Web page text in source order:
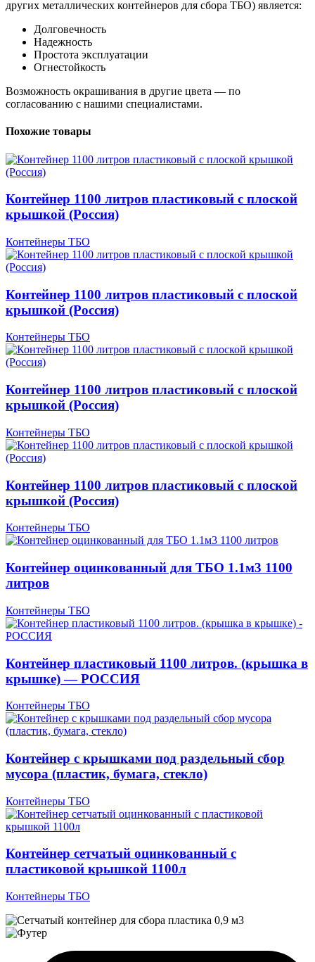
других металлических контейнеров для сбора ТБО) является:
Долговечность
Надежность
Простота эксплуатации
Огнестойкость
Возможность окрашивания в другие цвета — по
согласованию с нашими специалистами.
Похожие товары
Контейнер 1100 литров пластиковый с плоской
крышкой (Россия)
Контейнеры ТБО
Контейнер 1100 литров пластиковый с плоской
крышкой (Россия)
Контейнеры ТБО
Контейнер 1100 литров пластиковый с плоской
крышкой (Россия)
Контейнеры ТБО
Контейнер 1100 литров пластиковый с плоской
крышкой (Россия)
Контейнеры ТБО
Контейнер оцинкованный для ТБО 1.1м3 1100
литров
Контейнеры ТБО
Контейнер пластиковый 1100 литров. (крышка в
крышке) — РОССИЯ
Контейнеры ТБО
Контейнер с крышками под раздельный сбор
мусора (пластик, бумага, стекло)
Контейнеры ТБО
Контейнер сетчатый оцинкованный с
пластиковой крышкой 1100л
Контейнеры ТБО